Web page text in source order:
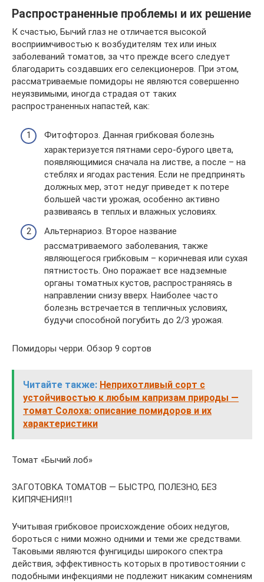
Распространенные проблемы и их решение
К счастью, Бычий глаз не отличается высокой
восприимчивостью к возбудителям тех или иных
заболеваний томатов, за что прежде всего следует
благодарить создавших его селекционеров. При этом,
рассматриваемые помидоры не являются совершенно
неуязвимыми, иногда страдая от таких
распространенных напастей, как:
Фитофтороз. Данная грибковая болезнь
характеризуется пятнами серо-бурого цвета,
появляющимися сначала на листве, а после – на
стеблях и ягодах растения. Если не предпринять
должных мер, этот недуг приведет к потере
большей части урожая, особенно активно
развиваясь в теплых и влажных условиях.
Альтернариоз. Второе название
рассматриваемого заболевания, также
являющегося грибковым – коричневая или сухая
пятнистость. Оно поражает все надземные
органы томатных кустов, распространяясь в
направлении снизу вверх. Наиболее часто
болезнь встречается в тепличных условиях,
будучи способной погубить до 2/3 урожая.
Помидоры черри. Обзор 9 сортов
Читайте также: Неприхотливый сорт с
устойчивостью к любым капризам природы —
томат Солоха: описание помидоров и их
характеристики
Томат «Бычий лоб»
ЗАГОТОВКА ТОМАТОВ — БЫСТРО, ПОЛЕЗНО, БЕЗ
КИПЯЧЕНИЯ!!1
Учитывая грибковое происхождение обоих недугов,
бороться с ними можно одними и теми же средствами.
Таковыми являются фунгициды широкого спектра
действия, эффективность которых в противостоянии с
подобными инфекциями не подлежит никаким сомнениям